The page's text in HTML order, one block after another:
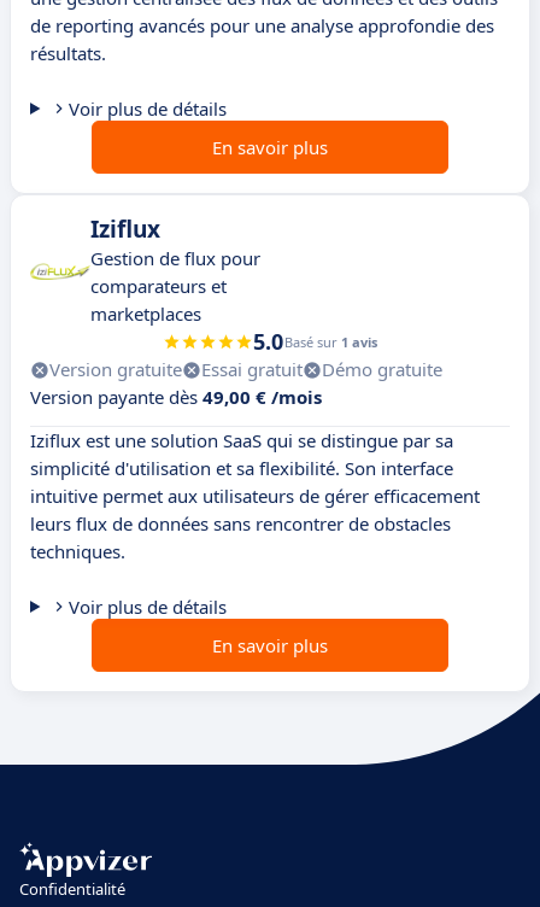
de reporting avancés pour une analyse approfondie des
résultats.
Voir plus de détails
En savoir plus
Iziflux
Gestion de flux pour
comparateurs et
marketplaces
5.0Basé sur 1 avis
Version gratuite Essai gratuit
Démo gratuite
Version payante dès 49,00 € /mois
Iziflux est une solution SaaS qui se distingue par sa
simplicité d'utilisation et sa flexibilité. Son interface
intuitive permet aux utilisateurs de gérer efficacement
leurs flux de données sans rencontrer de obstacles
techniques.
Voir plus de détails
En savoir plus
Confidentialité